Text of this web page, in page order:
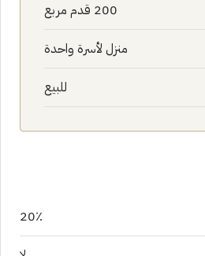
200 قدم مربع
منزل لأسرة واحدة
للبيع
20٪